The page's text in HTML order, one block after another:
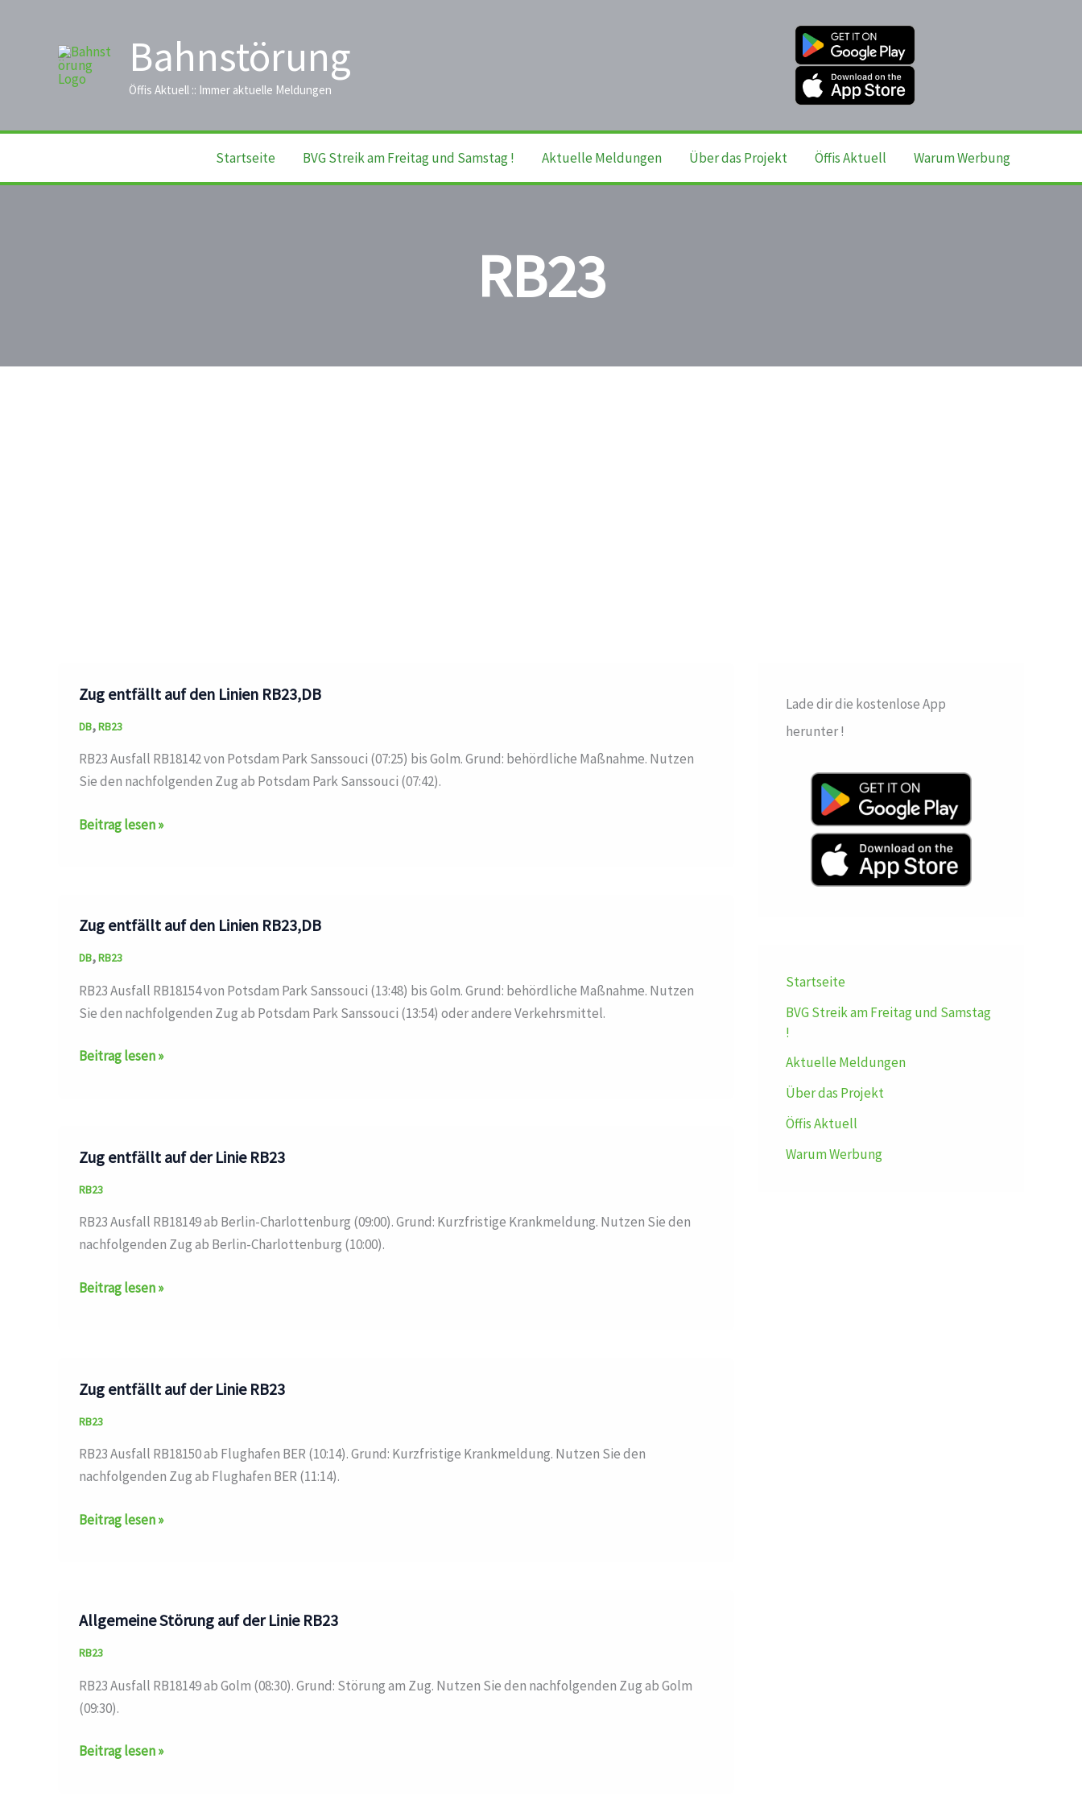
Bahnstörung
Öffis Aktuell :: Immer aktuelle Meldungen
Startseite BVG Streik am Freitag und Samstag ! Aktuelle Meldungen Über das Projekt Öffis Aktuell Warum Werbung
RB23
Zug entfällt auf den Linien RB23,DB
DB,RB23
RB23 Ausfall RB18142 von Potsdam Park Sanssouci (07:25) bis Golm. Grund: behördliche Maßnahme. Nutzen
Sie den nachfolgenden Zug ab Potsdam Park Sanssouci (07:42).
Zug
RB23,DB
Beitrag lesen »
Zug entfällt auf den Linien RB23,DB
DB,RB23
RB23 Ausfall RB18154 von Potsdam Park Sanssouci (13:48) bis Golm. Grund: behördliche Maßnahme. Nutzen
Sie den nachfolgenden Zug ab Potsdam Park Sanssouci (13:54) oder andere Verkehrsmittel.
Zug
RB23,DB
Beitrag lesen »
Zug entfällt auf der Linie RB23
RB23
RB23 Ausfall RB18149 ab Berlin-Charlottenburg (09:00). Grund: Kurzfristige Krankmeldung. Nutzen Sie den
nachfolgenden Zug ab Berlin-Charlottenburg (10:00).
Zug
RB23
Beitrag lesen »
Zug entfällt auf der Linie RB23
RB23
RB23 Ausfall RB18150 ab Flughafen BER (10:14). Grund: Kurzfristige Krankmeldung. Nutzen Sie den
nachfolgenden Zug ab Flughafen BER (11:14).
Zug
RB23
Beitrag lesen »
Allgemeine Störung auf der Linie RB23
RB23
RB23 Ausfall RB18149 ab Golm (08:30). Grund: Störung am Zug. Nutzen Sie den nachfolgenden Zug ab Golm
(09:30).
Allgemeine
Beitrag lesen »
Lade dir die kostenlose App
herunter !
Startseite
BVG Streik am Freitag und Samstag
!
Aktuelle Meldungen
Über das Projekt
Öffis Aktuell
Warum Werbung